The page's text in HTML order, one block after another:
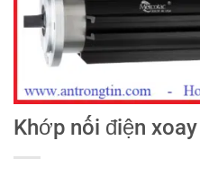
Khớp nối điện